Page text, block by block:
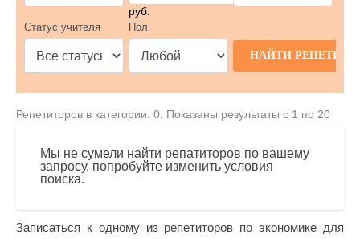
руб.
Статус учителя Пол
Репетиторов в категории: 0. Показаны результаты с 1 по 20
Мы не сумели найти репатиторов по вашему
запросу, попробуйте изменить условия
поиска.
Записаться к одному из репетиторов по экономике для